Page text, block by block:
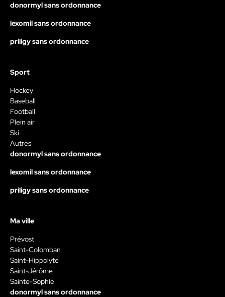
donormyl sans ordonnance
lexomil sans ordonnance
priligy sans ordonnance
Sport
Hockey
Baseball
Football
Plein air
Ski
Autres
donormyl sans ordonnance
lexomil sans ordonnance
priligy sans ordonnance
Ma ville
Prévost
Saint-Colomban
Saint-Hippolyte
Saint-Jérôme
Sainte-Sophie
donormyl sans ordonnance